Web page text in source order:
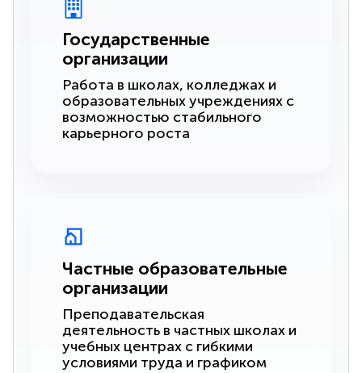
Государственные
организации
Работа в школах, колледжах и
образовательных учреждениях с
возможностью стабильного
карьерного роста
Частные образовательные
организации
Преподавательская
деятельность в частных школах и
учебных центрах с гибкими
условиями труда и графиком